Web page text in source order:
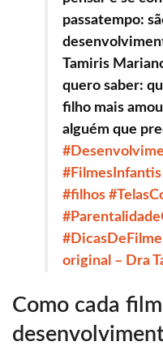
passatempo:
Tamiris
quero saber:
filho mais
alguém que
#FilmesInfantis
#filhos
#DicasDeFilme
original – Dra
Como cada